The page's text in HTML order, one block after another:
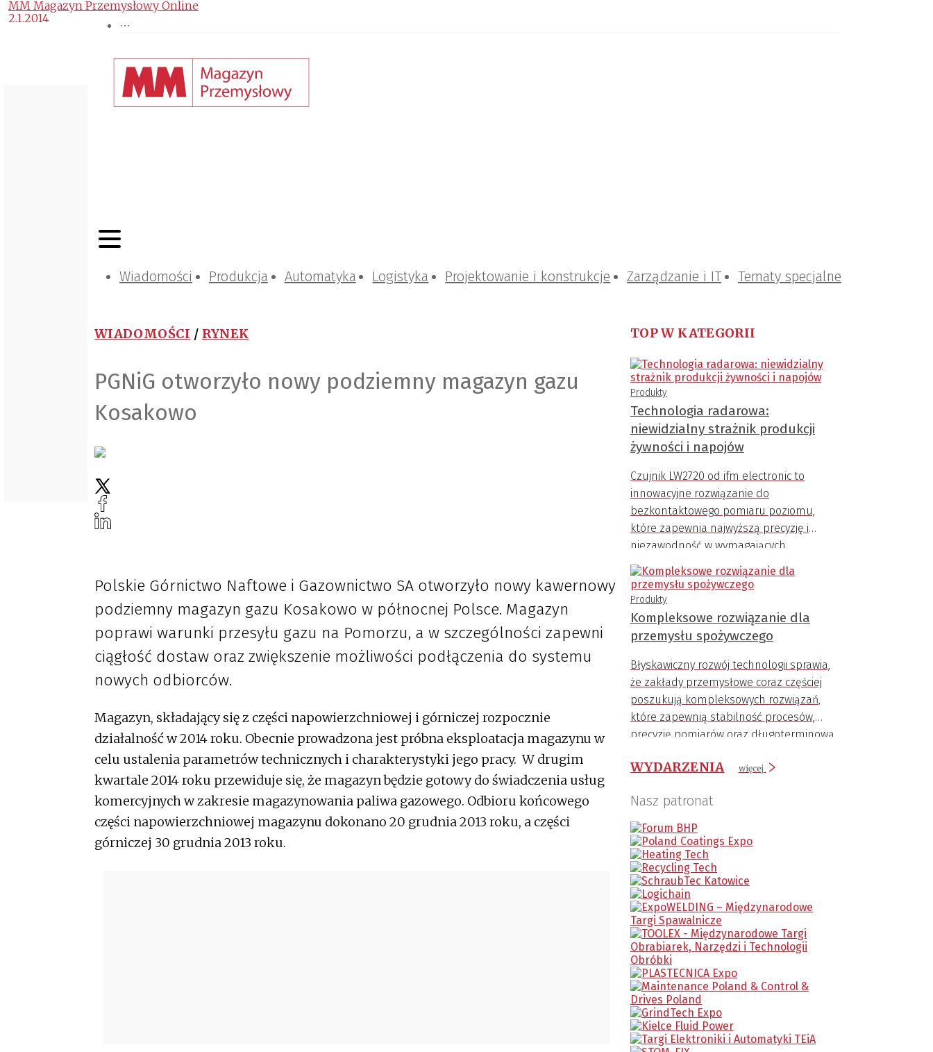
Wiadomości Produkcja Automatyka Logistyka Projektowanie i konstrukcje Zarządzanie i IT Tematy specjalne
WIADOMOŚCI / RYNEK
PGNiG otworzyło nowy podziemny magazyn gazu
Kosakowo
MM Magazyn Przemysłowy Online
2.1.2014
Polskie Górnictwo Naftowe i Gazownictwo SA otworzyło nowy kawernowy
podziemny magazyn gazu Kosakowo w północnej Polsce. Magazyn
poprawi warunki przesyłu gazu na Pomorzu, a w szczególności zapewni
ciągłość dostaw oraz zwiększenie możliwości podłączenia do systemu
nowych odbiorców.
Magazyn, składający się z części napowierzchniowej i górniczej rozpocznie
działalność w 2014 roku. Obecnie prowadzona jest próbna eksploatacja magazynu w
celu ustalenia parametrów technicznych i charakterystyki jego pracy. W drugim
kwartale 2014 roku przewiduje się, że magazyn będzie gotowy do świadczenia usług
komercyjnych w zakresie magazynowania paliwa gazowego. Odbioru końcowego
części napowierzchniowej magazynu dokonano 20 grudnia 2013 roku, a części
górniczej 30 grudnia 2013 roku.
TOP W KATEGORII
Produkty
Technologia radarowa:
niewidzialny strażnik produkcji
żywności i napojów
Czujnik LW2720 od ifm electronic to
innowacyjne rozwiązanie do
bezkontaktowego pomiaru poziomu,
które zapewnia najwyższą precyzję i
niezawodność w wymagających
warunkach przemysłowych.
Produkty
Kompleksowe rozwiązanie dla
przemysłu spożywczego
Błyskawiczny rozwój technologii sprawia,
że zakłady przemysłowe coraz częściej
poszukują kompleksowych rozwiązań,
które zapewnią stabilność procesów,
precyzję pomiarów oraz długoterminową
WYDARZENIA więcej
Nasz patronat